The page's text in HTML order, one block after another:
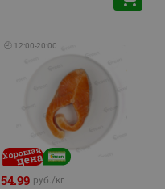
🕘 12:00-20:00
54.99 руб./кг